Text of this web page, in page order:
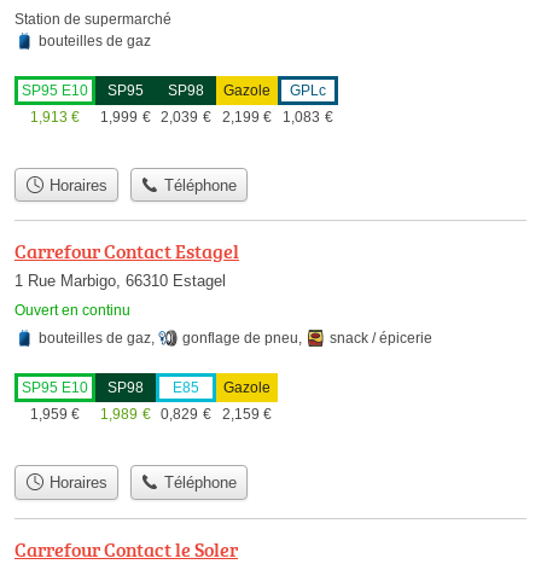
Station de supermarché
bouteilles de gaz
SP95 E10
1,913 €
SP95
1,999 €
SP98
2,039 €
Gazole
2,199 €
GPLc
1,083 €
Horaires Téléphone
Carrefour Contact Estagel
1 Rue Marbigo, 66310 Estagel
Ouvert en continu
bouteilles de gaz, gonflage de pneu, snack / épicerie
SP95 E10
1,959 €
SP98
1,989 €
E85
0,829 €
Gazole
2,159 €
Horaires Téléphone
Carrefour Contact le Soler